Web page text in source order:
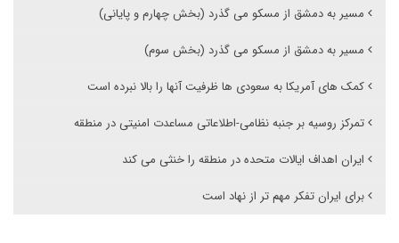
مسیر به دمشق از مسکو می گذرد (بخش چهارم و پایانی)
مسیر به دمشق از مسکو می گذرد (بخش سوم)
کمک های آمریکا به سعودی ها ظرفیت آنها را بالا نبرده است
تمرکز روسیه بر جنبه نظامی-اطلاعاتی مساعدت امنیتی در منطقه
ایران اهداف ایالات متحده در منطقه را خنثی می کند
برای ایران تفکر مهم تر از نهاد است